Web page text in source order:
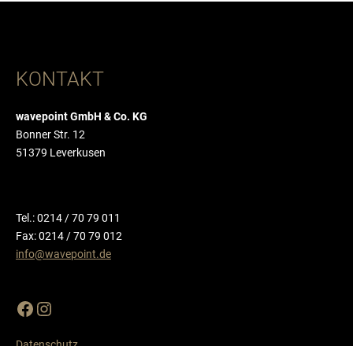
KONTAKT
wavepoint GmbH & Co. KG
Bonner Str. 12
51379 Leverkusen
Tel.: 0214 / 70 79 011
Fax: 0214 / 70 79 012
info@wavepoint.de